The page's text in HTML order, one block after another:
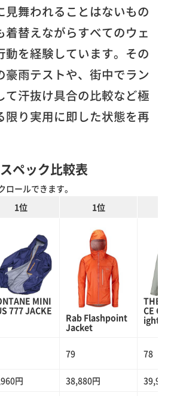
見舞われることはないもの
着替えながらすべてのウェ
動を経験しています。その
豪雨テストや、街中でラン
て汗抜け具合の比較など極
限り実用に即した状態を再
ペック比較表
1位 1位
MINI
777 JACKE
Rab Flashpoint
Jacket
THE
CE
ight
79 78
円 38,880円 39,960